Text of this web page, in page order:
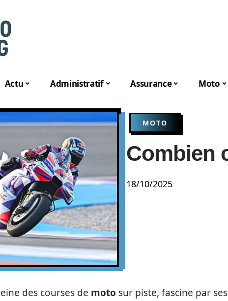
Actu Administratif Assurance Moto
MOTO
Combien
18/10/2025
des courses de moto sur piste, fascine par